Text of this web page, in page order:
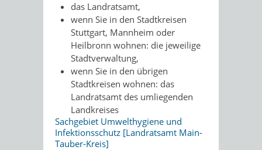
das Landratsamt,
wenn Sie in den Stadtkreisen
Stuttgart, Mannheim oder
Heilbronn wohnen: die jeweilige
Stadtverwaltung,
wenn Sie in den übrigen
Stadtkreisen wohnen: das
Landratsamt des umliegenden
Landkreises
Sachgebiet Umwelthygiene und
Infektionsschutz [Landratsamt Main-
Tauber-Kreis]